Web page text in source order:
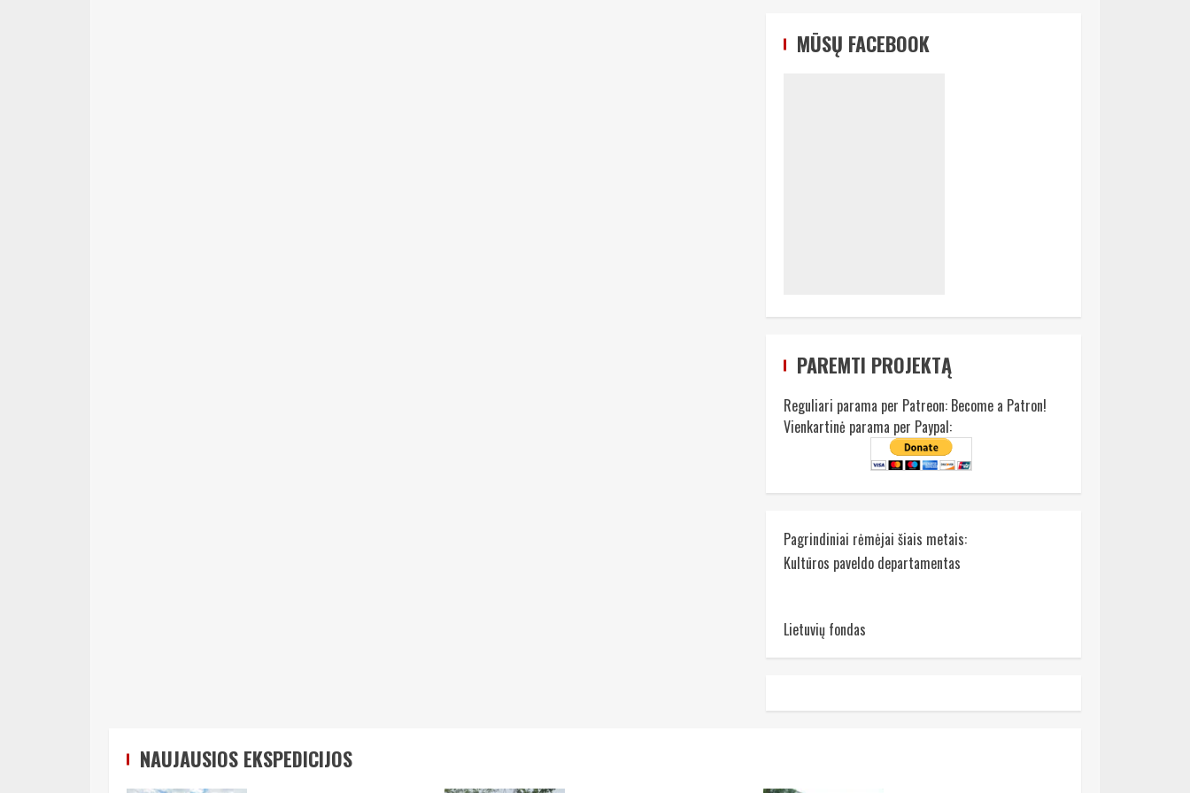
MŪSŲ FACEBOOK
PAREMTI PROJEKTĄ
Reguliari parama per Patreon: Become a Patron!
Vienkartinė parama per Paypal:
Pagrindiniai rėmėjai šiais metais:
Kultūros paveldo departamentas
Lietuvių fondas
NAUJAUSIOS EKSPEDICIJOS